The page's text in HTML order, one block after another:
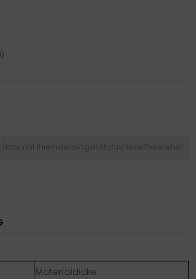
(bzw. mit Ihrem derzeitigen Status) keine Preise sehen.
Materialdicke